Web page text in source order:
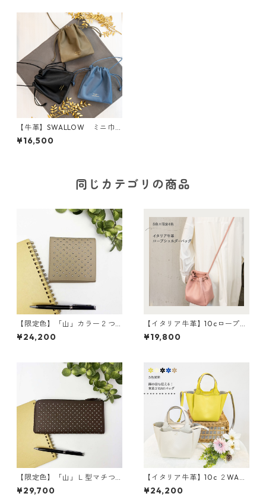
【牛革】SWALLOW ミニ巾
着ショルダー３WAY＜3色展開
＞ 本革 レザーバッグ M41
¥16,500
同じカテゴリの商品
【限定色】「山」カラー２つ
折り財布 <4色展開> 本革
牛革 レザーウォレット 革
¥24,200
【イタリア牛革】10cロープシ
ョルダー〈8色展開＋限定4
色〉 イタリア牛革 軽い
¥19,800
【限定色】「山」Ｌ型マチつ
き長財布<４色展開> 本革
レザーウォレット 革小物
¥29,700
【イタリア牛革】10c ２WAY
３部屋ショルダートートバッ
グ〈5色展開〉 イタリアンレ
¥24,200